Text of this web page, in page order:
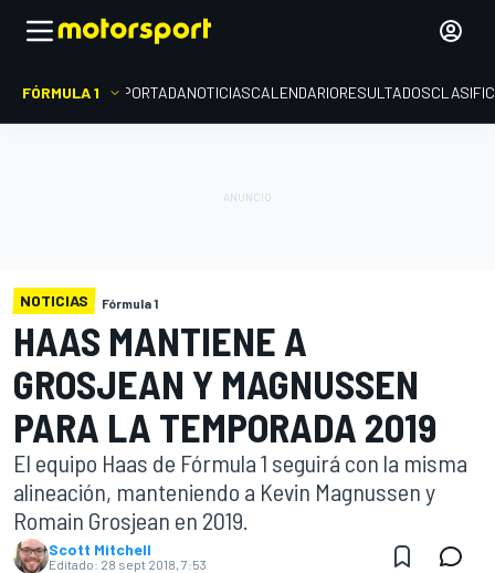
FÓRMULA 1 PORTADANOTICIASCALENDARIORESULTADOS
NOTICIAS Fórmula 1
HAAS MANTIENE A
GROSJEAN Y MAGNUSSEN
PARA LA TEMPORADA 2019
El equipo Haas de Fórmula 1 seguirá con la misma
alineación, manteniendo a Kevin Magnussen y
Romain Grosjean en 2019.
Scott Mitchell
Editado: 28 sept 2018, 7:53